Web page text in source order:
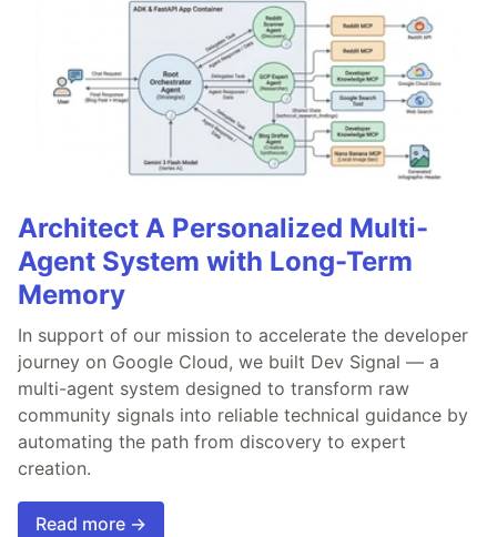
Architect A Personalized Multi-
Agent System with Long-Term
Memory
In support of our mission to accelerate the developer
journey on Google Cloud, we built Dev Signal — a
multi-agent system designed to transform raw
community signals into reliable technical guidance by
automating the path from discovery to expert
creation.
Read more →